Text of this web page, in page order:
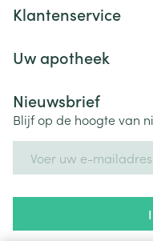
Klantenservice
Uw apotheek
Nieuwsbrief
Blijf op de hoogte van